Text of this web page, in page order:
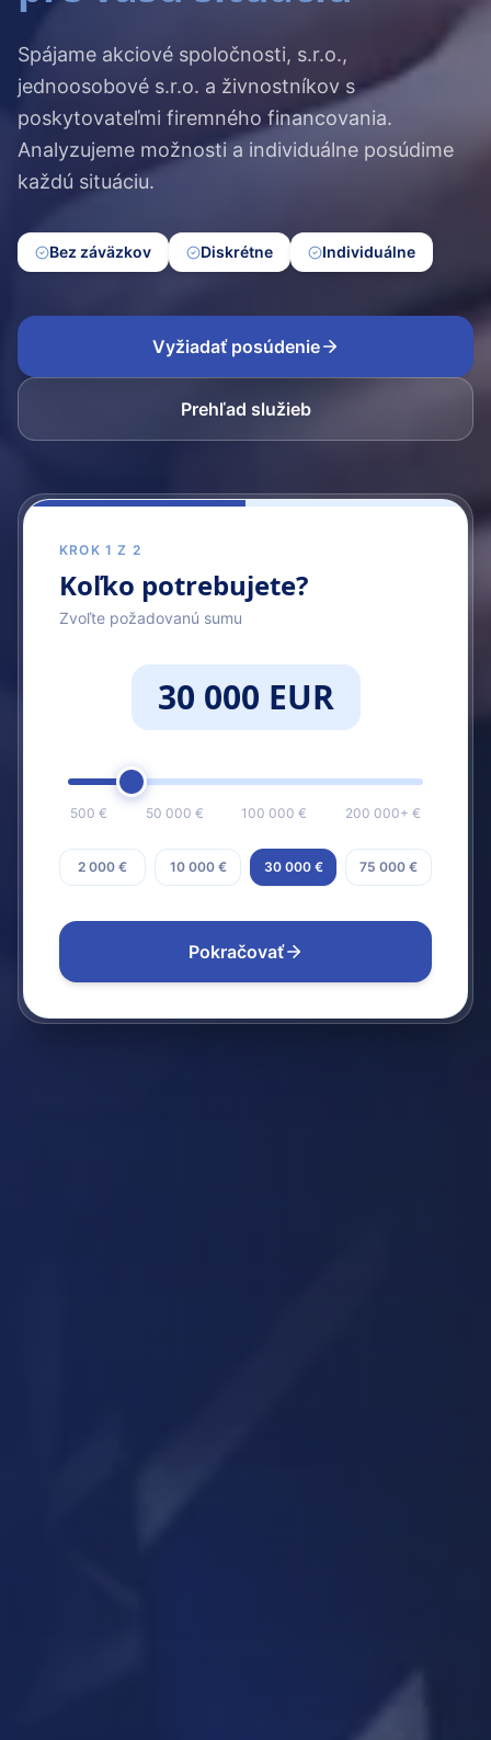
Spájame akciové spoločnosti, s.r.o.,
jednoosobové s.r.o. a živnostníkov s
poskytovateľmi firemného financovania.
Analyzujeme možnosti a individuálne posúdime
každú situáciu.
Bez záväzkov Diskrétne Individuálne
Vyžiadať posúdenie
Prehľad služieb
KROK 1 Z 2
Koľko potrebujete?
Zvoľte požadovanú sumu
30 000 EUR
500 € 50 000 € 100 000 € 200 000+ €
2 000 € 10 000 € 30 000 € 75 000 €
Pokračovať